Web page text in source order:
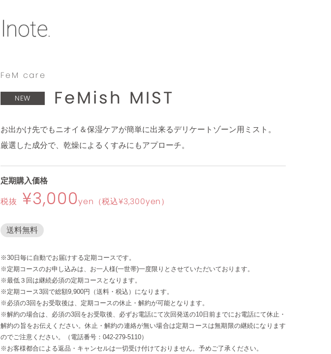
FeM care
NEW FeMish MIST
お出かけ先でもニオイ＆保湿ケアが簡単に出来るデリケートゾーン用ミスト。
厳選した成分で、乾燥によるくすみにもアプローチ。
定期購入価格
税抜 ¥3,000yen （税込¥3,300yen）
送料無料
※30日毎に自動でお届けする定期コースです。
※定期コースのお申し込みは、お一人様(一世帯)一度限りとさせていただいております。
※最低３回は継続必須の定期コースとなります。
※定期コース3回で総額9,900円（送料・税込）になります。
※必須の3回をお受取後は、定期コースの休止・解約が可能となります。
※解約の場合は、必須の3回をお受取後、必ずお電話にて次回発送の10日前までにお電話にて休止・
解約の旨をお伝えください。休止・解約の連絡が無い場合は定期コースは無期限の継続になります
のでご注意ください。（電話番号：042-279-5110）
※お客様都合による返品・キャンセルは一切受け付けておりません。予めご了承ください。